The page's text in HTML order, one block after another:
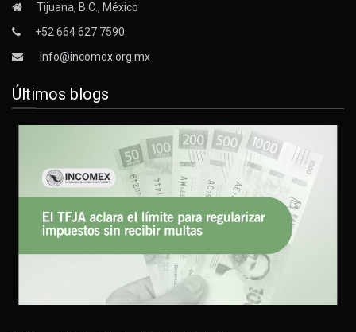
Tijuana, B.C., México
+52 664 627 7590
info@incomex.org.mx
Últimos blogs